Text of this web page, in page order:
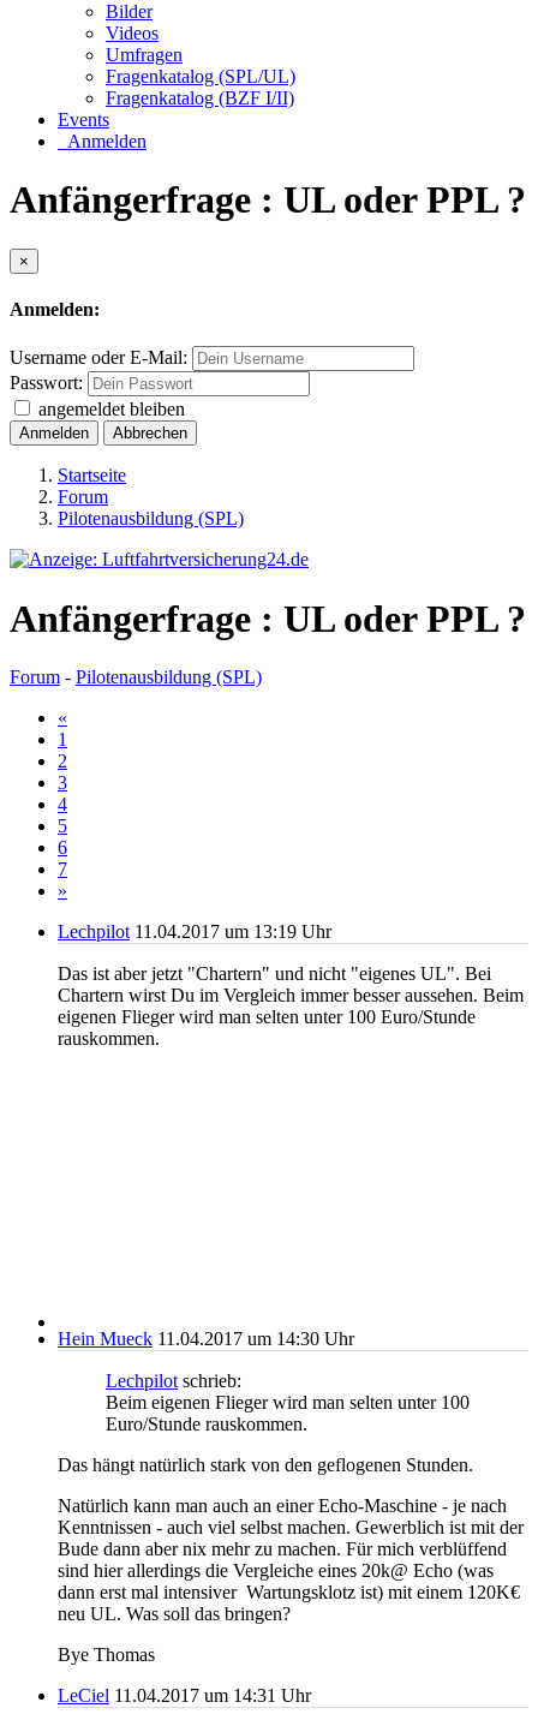
Bilder
Videos
Umfragen
Fragenkatalog (SPL/UL)
Fragenkatalog (BZF I/II)
Events
Anmelden
Anfängerfrage : UL oder PPL ?
×
Anmelden:
Username oder E-Mail:
Passwort:
angemeldet bleiben
Anmelden Abbrechen
Startseite
Forum
Pilotenausbildung (SPL)
Anfängerfrage : UL oder PPL ?
Forum - Pilotenausbildung (SPL)
«
1
2
3
4
5
6
7
»
Lechpilot 11.04.2017 um 13:19 Uhr
Das ist aber jetzt "Chartern" und nicht "eigenes UL". Bei
Chartern wirst Du im Vergleich immer besser aussehen. Beim
eigenen Flieger wird man selten unter 100 Euro/Stunde
rauskommen.
Hein Mueck 11.04.2017 um 14:30 Uhr
Lechpilot schrieb:
Beim eigenen Flieger wird man selten unter 100
Euro/Stunde rauskommen.
Das hängt natürlich stark von den geflogenen Stunden.
Natürlich kann man auch an einer Echo-Maschine - je nach
Kenntnissen - auch viel selbst machen. Gewerblich ist mit der
Bude dann aber nix mehr zu machen. Für mich verblüffend
sind hier allerdings die Vergleiche eines 20k@ Echo (was
dann erst mal intensiver Wartungsklotz ist) mit einem 120K€
neu UL. Was soll das bringen?
Bye Thomas
LeCiel 11.04.2017 um 14:31 Uhr